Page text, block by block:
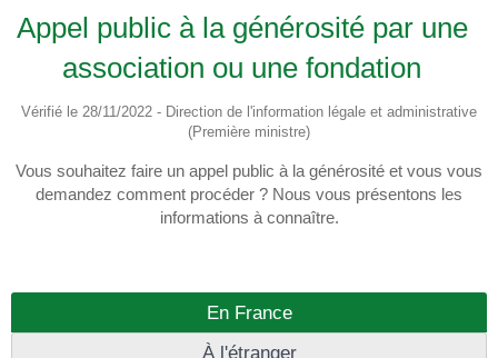
Appel public à la générosité par une
association ou une fondation
Vérifié le 28/11/2022 - Direction de l'information légale et administrative
(Première ministre)
Vous souhaitez faire un appel public à la générosité et vous vous
demandez comment procéder ? Nous vous présentons les
informations à connaître.
En France
À l'étranger